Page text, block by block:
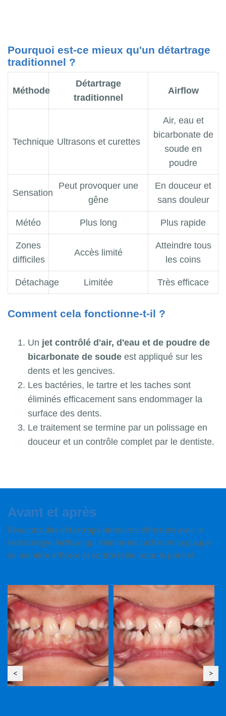
Pourquoi est-ce mieux qu'un détartrage
traditionnel ?
Méthode
Détartrage
traditionnel
Airflow
Technique Ultrasons et curettes
Air, eau et
bicarbonate de
soude en
poudre
Sensation
Peut provoquer une
gêne
En douceur et
sans douleur
Météo Plus long Plus rapide
Zones
difficiles
Accès limité
Atteindre tous
les coins
Détachage Limitée Très efficace
Comment cela fonctionne-t-il ?
Un jet contrôlé d'air, d'eau et de poudre de
bicarbonate de soude est appliqué sur les
dents et les gencives.
Les bactéries, le tartre et les taches sont
éliminés efficacement sans endommager la
surface des dents.
Le traitement se termine par un polissage en
douceur et un contrôle complet par le dentiste.
Avant et après
Résultats des détartrage dentaires effectués avec la
technologie Airflow, qui élimine les taches et la plaque
de manière efficace et confortable pour le patient.
< >